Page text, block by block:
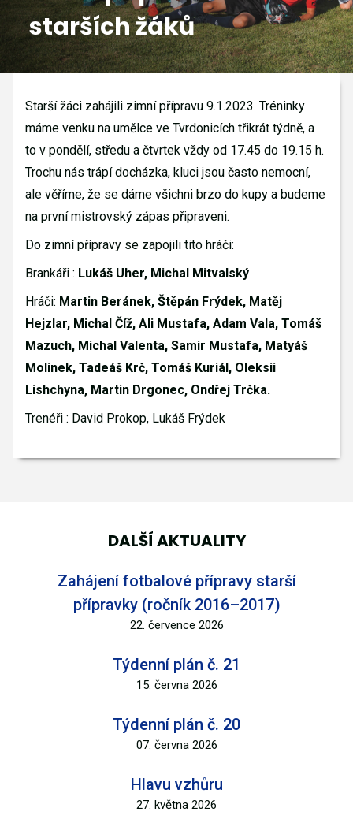
GALERIE
starších žáků
Starší žáci zahájili zimní přípravu 9.1.2023. Tréninky
máme venku na umělce ve Tvrdonicích třikrát týdně, a
to v pondělí, středu a čtvrtek vždy od 17.45 do 19.15 h.
Trochu nás trápí docházka, kluci jsou často nemocní,
ale věříme, že se dáme všichni brzo do kupy a budeme
na první mistrovský zápas připraveni.
Do zimní přípravy se zapojili tito hráči:
Brankáři : Lukáš Uher, Michal Mitvalský
Hráči: Martin Beránek, Štěpán Frýdek, Matěj
Hejzlar, Michal Číž, Ali Mustafa, Adam Vala, Tomáš
Mazuch, Michal Valenta, Samir Mustafa, Matyáš
Molinek, Tadeáš Krč, Tomáš Kuriál, Oleksii
Lishchyna, Martin Drgonec, Ondřej Trčka.
Trenéři : David Prokop, Lukáš Frýdek
DALŠÍ AKTUALITY
Zahájení fotbalové přípravy starší
přípravky (ročník 2016–2017)
22. července 2026
Týdenní plán č. 21
15. června 2026
Týdenní plán č. 20
07. června 2026
Hlavu vzhůru
27. května 2026